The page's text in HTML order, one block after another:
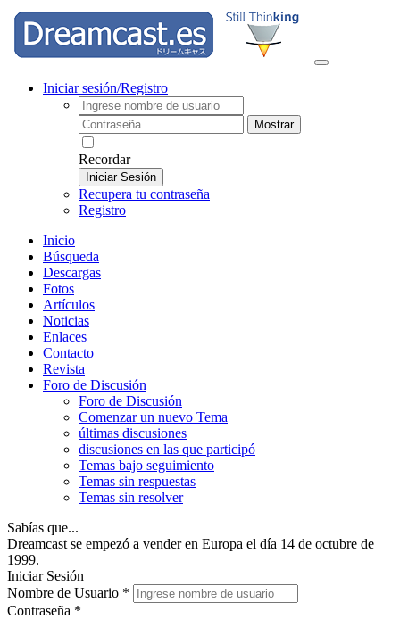
Iniciar sesión/Registro
Mostrar
Recordar
Iniciar Sesión
Recupera tu contraseña
Registro
Inicio
Búsqueda
Descargas
Fotos
Artículos
Noticias
Enlaces
Contacto
Revista
Foro de Discusión
Foro de Discusión
Comenzar un nuevo Tema
últimas discusiones
discusiones en las que participó
Temas bajo seguimiento
Temas sin respuestas
Temas sin resolver
Sabías que...
Dreamcast se empezó a vender en Europa el día 14 de octubre de
1999.
Iniciar Sesión
Nombre de Usuario *
Contraseña *